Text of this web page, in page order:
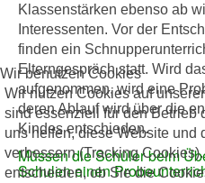
Klassenstärken ebenso ab
Interessenten. Vor der
finden ein
Elterngespräch statt. Wird
aufgenommen, wird eine
deren Ablauf wird über die
Kindes entschieden.
Müssen die Schüler beim
Schulen einen
Wir benutzen Cookies
Wir nutzen Cookies auf
sind essenziell für den Betrieb
uns helfen, diese Website und
verbessern (Tracking
entscheiden, ob Sie die